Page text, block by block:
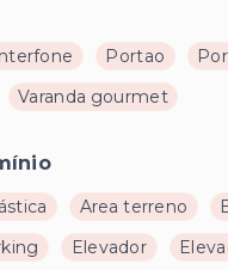
Portao
Varanda gourmet
Area terreno
Elevador